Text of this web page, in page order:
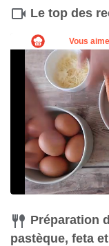
Couteau
Acheter
Le top des
Préparation
pastèque, feta